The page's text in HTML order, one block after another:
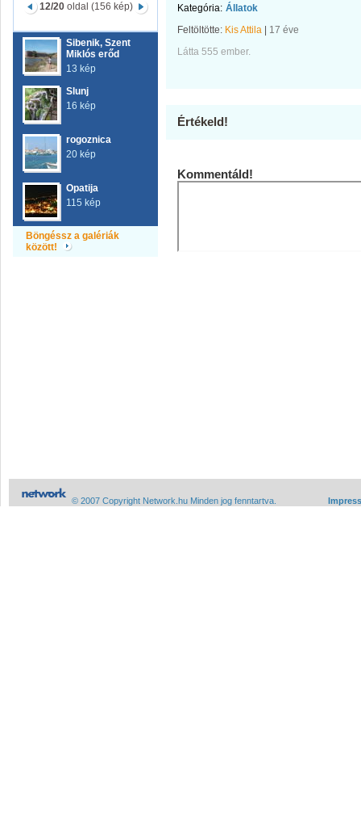
12/20 oldal (156 kép)
Sibenik, Szent
Miklós erőd
13 kép
Slunj
16 kép
rogoznica
20 kép
Opatija
115 kép
Böngéssz a galériák
között!
Kategória: Állatok
Feltöltötte: Kis Attila
17 éve
Látta 555 ember.
Értékeld!
Kommentáld!
© 2007 Copyright Network.hu Minden jog fenntartva.